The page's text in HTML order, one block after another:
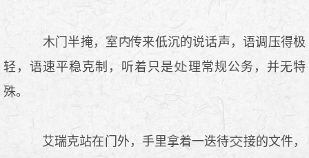
木门半掩，室
传来低沉的说话声，语调压得极
轻，语速平稳克制，听着只是
理常规公务，并无特
殊。
艾瑞克站在门外，手里拿着一迭待
接的文件，